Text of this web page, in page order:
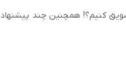
کنیم؟! همچنین چند پیشنهاد